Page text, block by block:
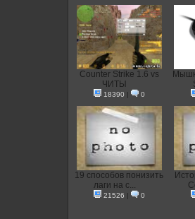
Counter Strike 1.6 vs
ЧИТЫ
18390 | 0
19 способов понизить
лаги на с...
21526 | 0